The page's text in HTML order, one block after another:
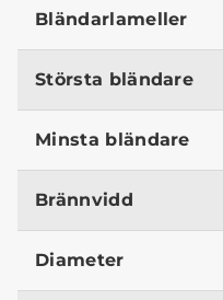
Bländarlameller
Största bländare
Minsta bländare
Brännvidd
Diameter